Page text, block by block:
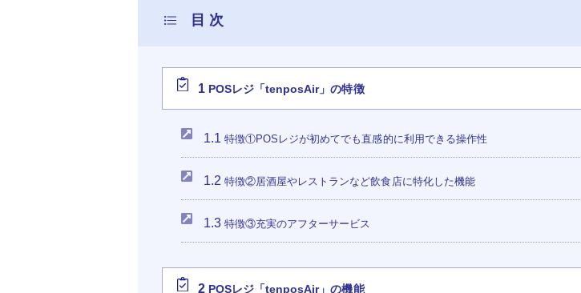
1 POSレジ「tenposAir」の特徴
1.1 特徴①POSレジが初めてでも直感的に利用できる操作性
1.2 特徴②居酒屋やレストランなど飲食店に特化した機能
1.3 特徴③充実のアフターサービス
2 POSレジ「tenposAir」の機能